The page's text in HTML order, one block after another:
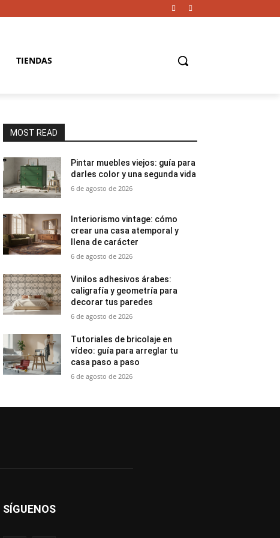
TIENDAS
MOST READ
Pintar muebles viejos: guía para
darles color y una segunda vida
6 de agosto de 2026
Interiorismo vintage: cómo
crear una casa atemporal y
llena de carácter
6 de agosto de 2026
Vinilos adhesivos árabes:
caligrafía y geometría para
decorar tus paredes
6 de agosto de 2026
Tutoriales de bricolaje en
vídeo: guía para arreglar tu
casa paso a paso
6 de agosto de 2026
SÍGUENOS